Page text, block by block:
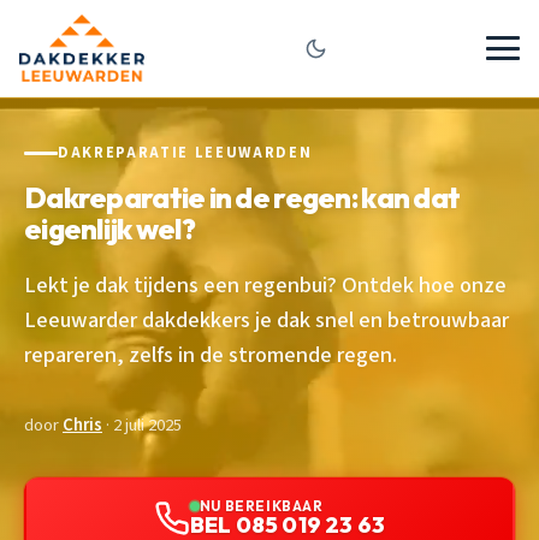
DAKREPARATIE LEEUWARDEN
Dakreparatie in de regen: kan dat
eigenlijk wel?
Lekt je dak tijdens een regenbui? Ontdek hoe onze
Leeuwarder dakdekkers je dak snel en betrouwbaar
repareren, zelfs in de stromende regen.
doorChris · 2 juli 2025
NU BEREIKBAAR
BEL 085 019 23 63